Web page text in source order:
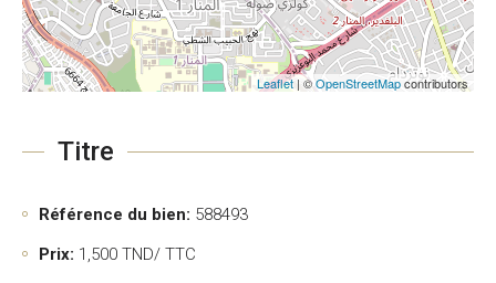
Leaflet| ©OpenStreetMapcontributors
Titre
Référence du bien: 588493
Prix: 1,500 TND/ TTC